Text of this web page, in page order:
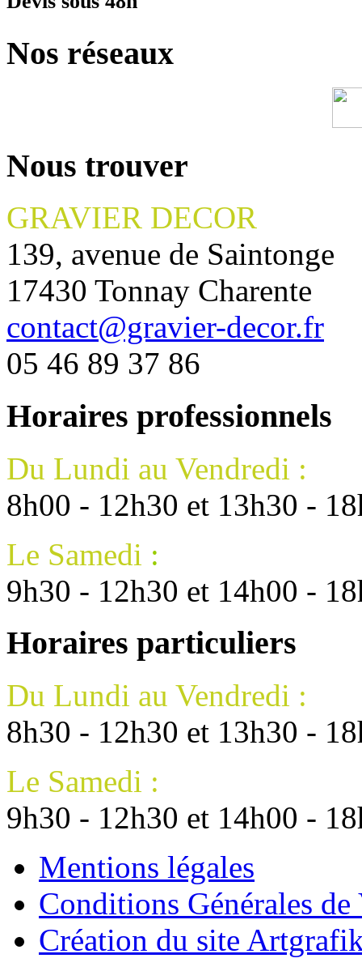
Nos réseaux
Nous trouver
GRAVIER DECOR
139, avenue de Saintonge
17430 Tonnay Charente
contact@gravier-decor.fr
05 46 89 37 86
Horaires professionnels
Du Lundi au Vendredi :
8h00 - 12h30 et 13h30 -
Le Samedi :
9h30 - 12h30 et 14h00 -
Horaires particuliers
Du Lundi au Vendredi :
8h30 - 12h30 et 13h30 -
Le Samedi :
9h30 - 12h30 et 14h00 -
Mentions légales
Conditions Générales de
Création du site